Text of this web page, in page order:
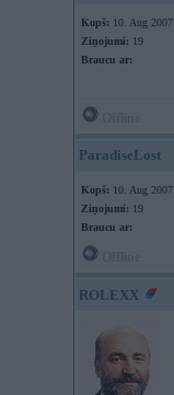
Kopš: 10. Aug 2007
Ziņojumi: 19
Braucu ar:
ParadiseLost
Kopš: 10. Aug 2007
Ziņojumi: 19
Braucu ar:
ROLEXX